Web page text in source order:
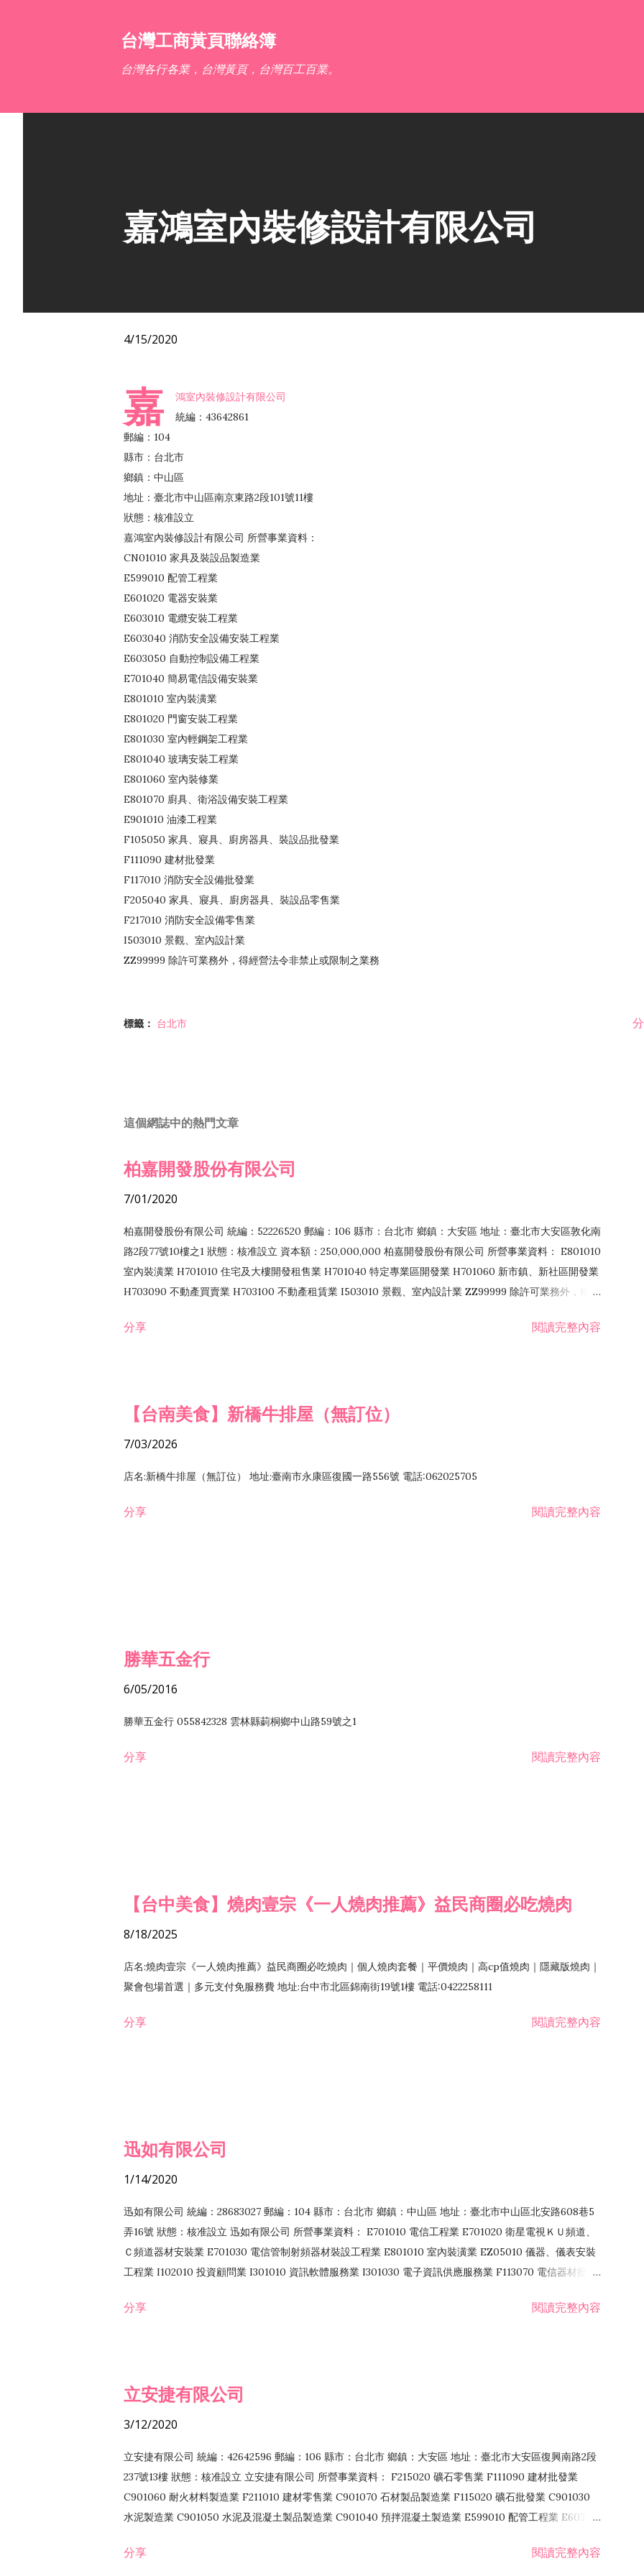
台灣工商黃頁聯絡簿
台灣各行各業，台灣黃頁，台灣百工百業。
嘉鴻室內裝修設計有限公司
4/15/2020
嘉
鴻室內裝修設計有限公司
統編：43642861
郵編：104
縣市：台北市
鄉鎮：中山區
地址：臺北市中山區南京東路2段101號11樓
狀態：核准設立
嘉鴻室內裝修設計有限公司 所營事業資料：
CN01010 家具及裝設品製造業
E599010 配管工程業
E601020 電器安裝業
E603010 電纜安裝工程業
E603040 消防安全設備安裝工程業
E603050 自動控制設備工程業
E701040 簡易電信設備安裝業
E801010 室內裝潢業
E801020 門窗安裝工程業
E801030 室內輕鋼架工程業
E801040 玻璃安裝工程業
E801060 室內裝修業
E801070 廚具、衛浴設備安裝工程業
E901010 油漆工程業
F105050 家具、寢具、廚房器具、裝設品批發業
F111090 建材批發業
F117010 消防安全設備批發業
F205040 家具、寢具、廚房器具、裝設品零售業
F217010 消防安全設備零售業
I503010 景觀、室內設計業
ZZ99999 除許可業務外，得經營法令非禁止或限制之業務
標籤： 台北市
這個網誌中的熱門文章
柏嘉開發股份有限公司
7/01/2020
柏嘉開發股份有限公司 統編：52226520 郵編：106 縣市：台北市 鄉鎮：大安區 地址：臺北市大安區敦化南
路2段77號10樓之1 狀態：核准設立 資本額：250,000,000 柏嘉開發股份有限公司 所營事業資料： E801010
室內裝潢業 H701010 住宅及大樓開發租售業 H701040 特定專業區開發業 H701060 新市鎮、新社區開發業
H703090 不動產買賣業 H703100 不動產租賃業 I503010 景觀、室內設計業 ZZ99999 除許可業務外，得經
分享 閱讀完整內容
【台南美食】新橋牛排屋（無訂位）
7/03/2026
店名:新橋牛排屋（無訂位） 地址:臺南市永康區復國一路556號 電話:062025705
分享 閱讀完整內容
勝華五金行
6/05/2016
勝華五金行 055842328 雲林縣莿桐鄉中山路59號之1
分享 閱讀完整內容
【台中美食】燒肉壹宗《一人燒肉推薦》益民商圈必吃燒肉
8/18/2025
店名:燒肉壹宗《一人燒肉推薦》益民商圈必吃燒肉｜個人燒肉套餐｜平價燒肉｜高cp值燒肉｜隱藏版燒肉｜
聚會包場首選｜多元支付免服務費 地址:台中市北區錦南街19號1樓 電話:0422258111
分享 閱讀完整內容
迅如有限公司
1/14/2020
迅如有限公司 統編：28683027 郵編：104 縣市：台北市 鄉鎮：中山區 地址：臺北市中山區北安路608巷5
弄16號 狀態：核准設立 迅如有限公司 所營事業資料： E701010 電信工程業 E701020 衛星電視ＫＵ頻道、
Ｃ頻道器材安裝業 E701030 電信管制射頻器材裝設工程業 E801010 室內裝潢業 EZ05010 儀器、儀表安裝
工程業 I102010 投資顧問業 I301010 資訊軟體服務業 I301030 電子資訊供應服務業 F113070 電信器材批發
務 F102030 菸酒批發業 F203020 菸酒零售業 F401171 酒類輸入業
分享 閱讀完整內容
立安捷有限公司
3/12/2020
立安捷有限公司 統編：42642596 郵編：106 縣市：台北市 鄉鎮：大安區 地址：臺北市大安區復興南路2段
237號13樓 狀態：核准設立 立安捷有限公司 所營事業資料： F215020 礦石零售業 F111090 建材批發業
C901060 耐火材料製造業 F211010 建材零售業 C901070 石材製品製造業 F115020 礦石批發業 C901030
水泥製造業 C901050 水泥及混凝土製品製造業 C901040 預拌混凝土製造業 E599010 配管工程業 E603110
EZ99990 其他工程業 F102170 食品什貨批發業 F106020 日常用品批發業 F108031 醫療器材批發業
分享 閱讀完整內容